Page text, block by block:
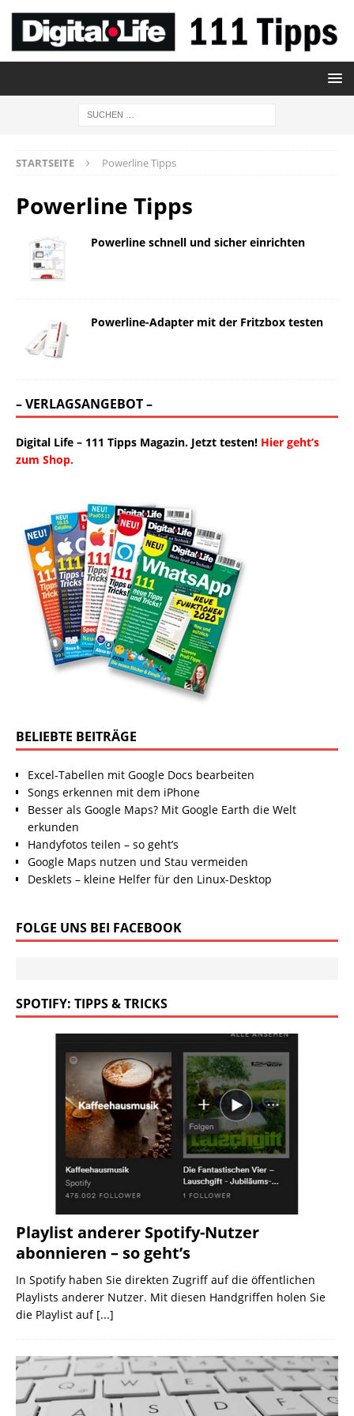
STARTSEITE Powerline Tipps
Powerline Tipps
Powerline schnell und sicher einrichten
Powerline-Adapter mit der Fritzbox testen
– VERLAGSANGEBOT –
Digital Life – 111 Tipps Magazin. Jetzt testen! Hier geht’s
zum Shop.
BELIEBTE BEITRÄGE
Excel-Tabellen mit Google Docs bearbeiten
Songs erkennen mit dem iPhone
Besser als Google Maps? Mit Google Earth die Welt
erkunden
Handyfotos teilen – so geht’s
Google Maps nutzen und Stau vermeiden
Desklets – kleine Helfer für den Linux-Desktop
FOLGE UNS BEI FACEBOOK
SPOTIFY: TIPPS & TRICKS
Playlist anderer Spotify-Nutzer
abonnieren – so geht’s
In Spotify haben Sie direkten Zugriff auf die öffentlichen
Playlists anderer Nutzer. Mit diesen Handgriffen holen Sie
die Playlist auf [...]